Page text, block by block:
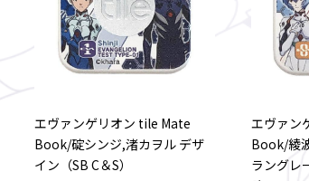
エヴァンゲリオン tile Mate
Book/碇シンジ,渚カヲル デザ
イン（SB C＆S）
エヴァン
Book/綾
ラングレ